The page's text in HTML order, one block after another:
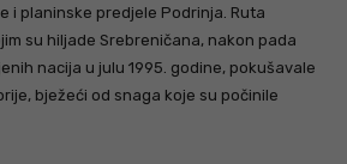
i planinske predjele Podrinja. Ruta
su hiljade Srebreničana, nakon pada
nacija u julu 1995. godine, pokušavale
bježeći od snaga koje su počinile